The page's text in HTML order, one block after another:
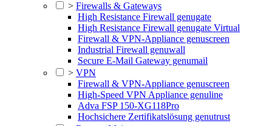
> Firewalls & Gateways
High Resistance Firewall genugate
High Resistance Firewall genugate Virtual
Firewall & VPN-Appliance genuscreen
Industrial Firewall genuwall
Secure E-Mail Gateway genumail
> VPN
Firewall & VPN-Appliance genuscreen
High-Speed VPN Appliance genuline
Adva FSP 150-XG118Pro
Hochsichere Zertifikatslösung genutrust